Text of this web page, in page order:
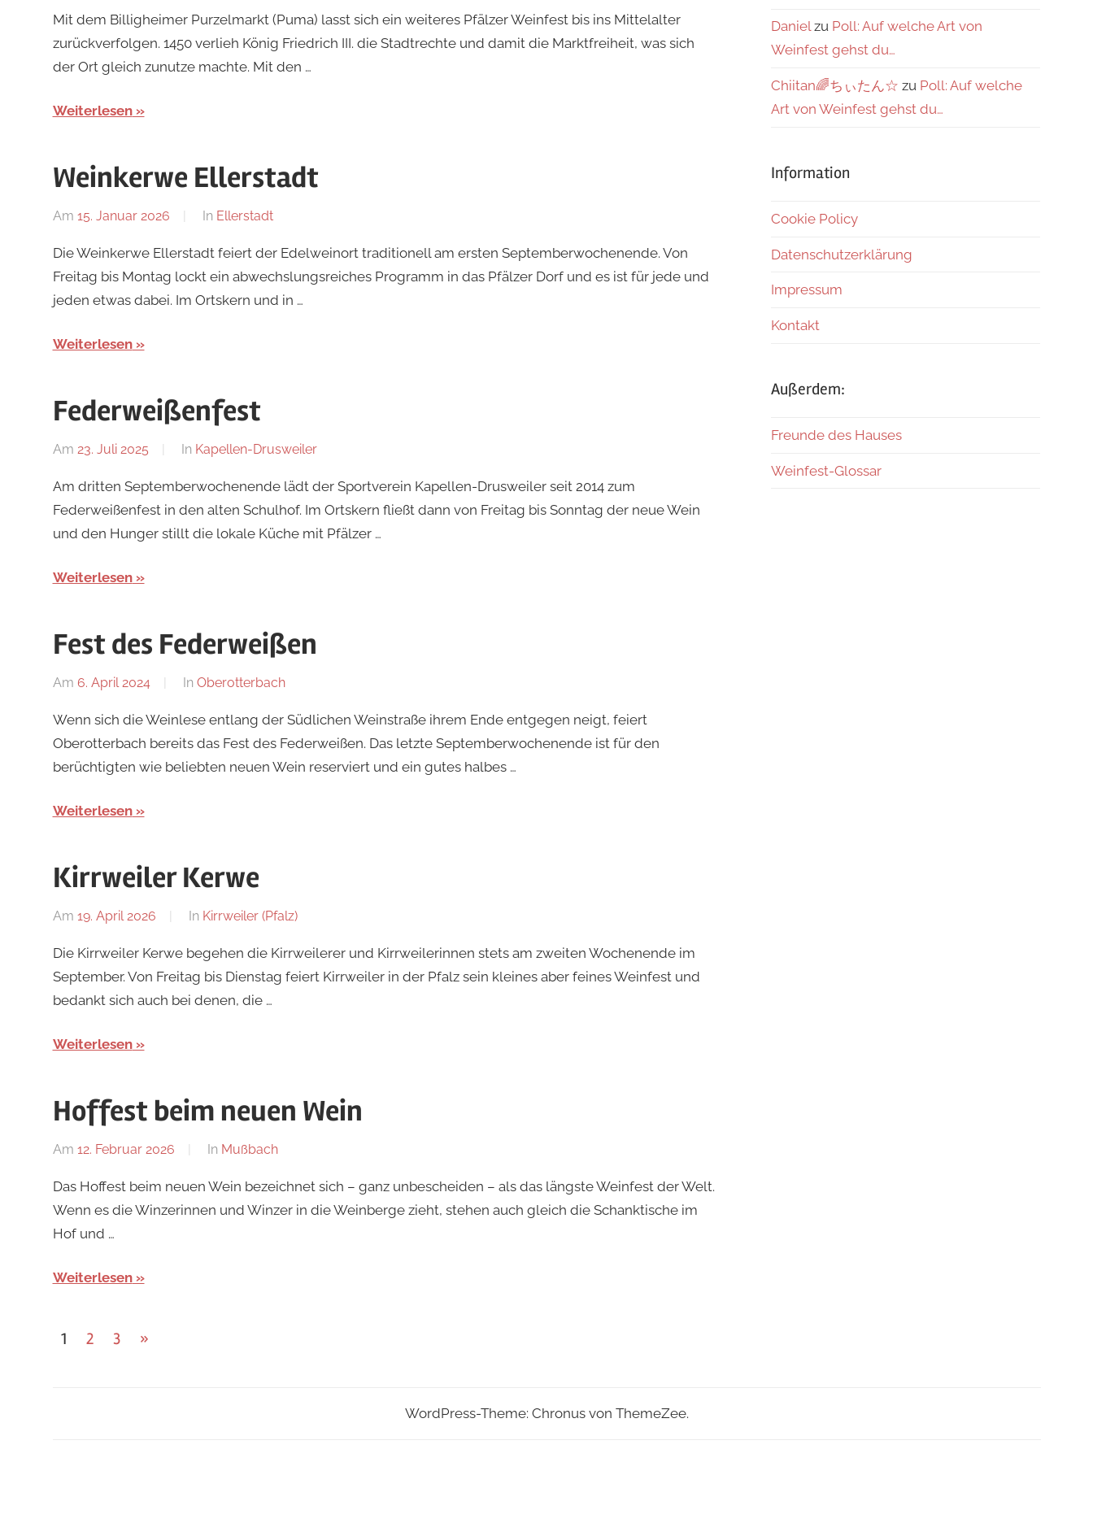
Mit dem Billigheimer Purzelmarkt (Puma) lasst sich ein weiteres Pfälzer Weinfest bis ins Mittelalter
zurückverfolgen. 1450 verlieh König Friedrich III. die Stadtrechte und damit die Marktfreiheit, was sich
der Ort gleich zunutze machte. Mit den …
Weiterlesen
Weinkerwe Ellerstadt
Am 15. Januar 2026
Von
In Ellerstadt
Die Weinkerwe Ellerstadt feiert der Edelweinort traditionell am ersten Septemberwochenende. Von
Freitag bis Montag lockt ein abwechslungsreiches Programm in das Pfälzer Dorf und es ist für jede und
jeden etwas dabei. Im Ortskern und in …
Weiterlesen
Federweißenfest
Am 23. Juli 2025
Von
In Kapellen-Drusweiler
Am dritten Septemberwochenende lädt der Sportverein Kapellen-Drusweiler seit 2014 zum
Federweißenfest in den alten Schulhof. Im Ortskern fließt dann von Freitag bis Sonntag der neue Wein
und den Hunger stillt die lokale Küche mit Pfälzer …
Weiterlesen
Fest des Federweißen
Am 6. April 2024
Von
In Oberotterbach
Wenn sich die Weinlese entlang der Südlichen Weinstraße ihrem Ende entgegen neigt, feiert
Oberotterbach bereits das Fest des Federweißen. Das letzte Septemberwochenende ist für den
berüchtigten wie beliebten neuen Wein reserviert und ein gutes halbes …
Weiterlesen
Kirrweiler Kerwe
Am 19. April 2026
Von
In Kirrweiler (Pfalz)
Die Kirrweiler Kerwe begehen die Kirrweilerer und Kirrweilerinnen stets am zweiten Wochenende im
September. Von Freitag bis Dienstag feiert Kirrweiler in der Pfalz sein kleines aber feines Weinfest und
bedankt sich auch bei denen, die …
Weiterlesen
Hoffest beim neuen Wein
Am 12. Februar 2026
Von
In Mußbach
Das Hoffest beim neuen Wein bezeichnet sich – ganz unbescheiden – als das längste Weinfest der Welt.
Wenn es die Winzerinnen und Winzer in die Weinberge zieht, stehen auch gleich die Schanktische im
Hof und …
Weiterlesen
Seitennummerierung
1 2 3
Nächste
»
Danielzu Poll: Auf welche Art von
Weinfest gehst du…
Chiitan🌈ちぃたん☆ zu Poll: Auf welche
Art von Weinfest gehst du…
Information
Cookie Policy
Datenschutzerklärung
Impressum
Kontakt
Außerdem:
Freunde des Hauses
Weinfest-Glossar
WordPress-Theme: Chronus von ThemeZee.